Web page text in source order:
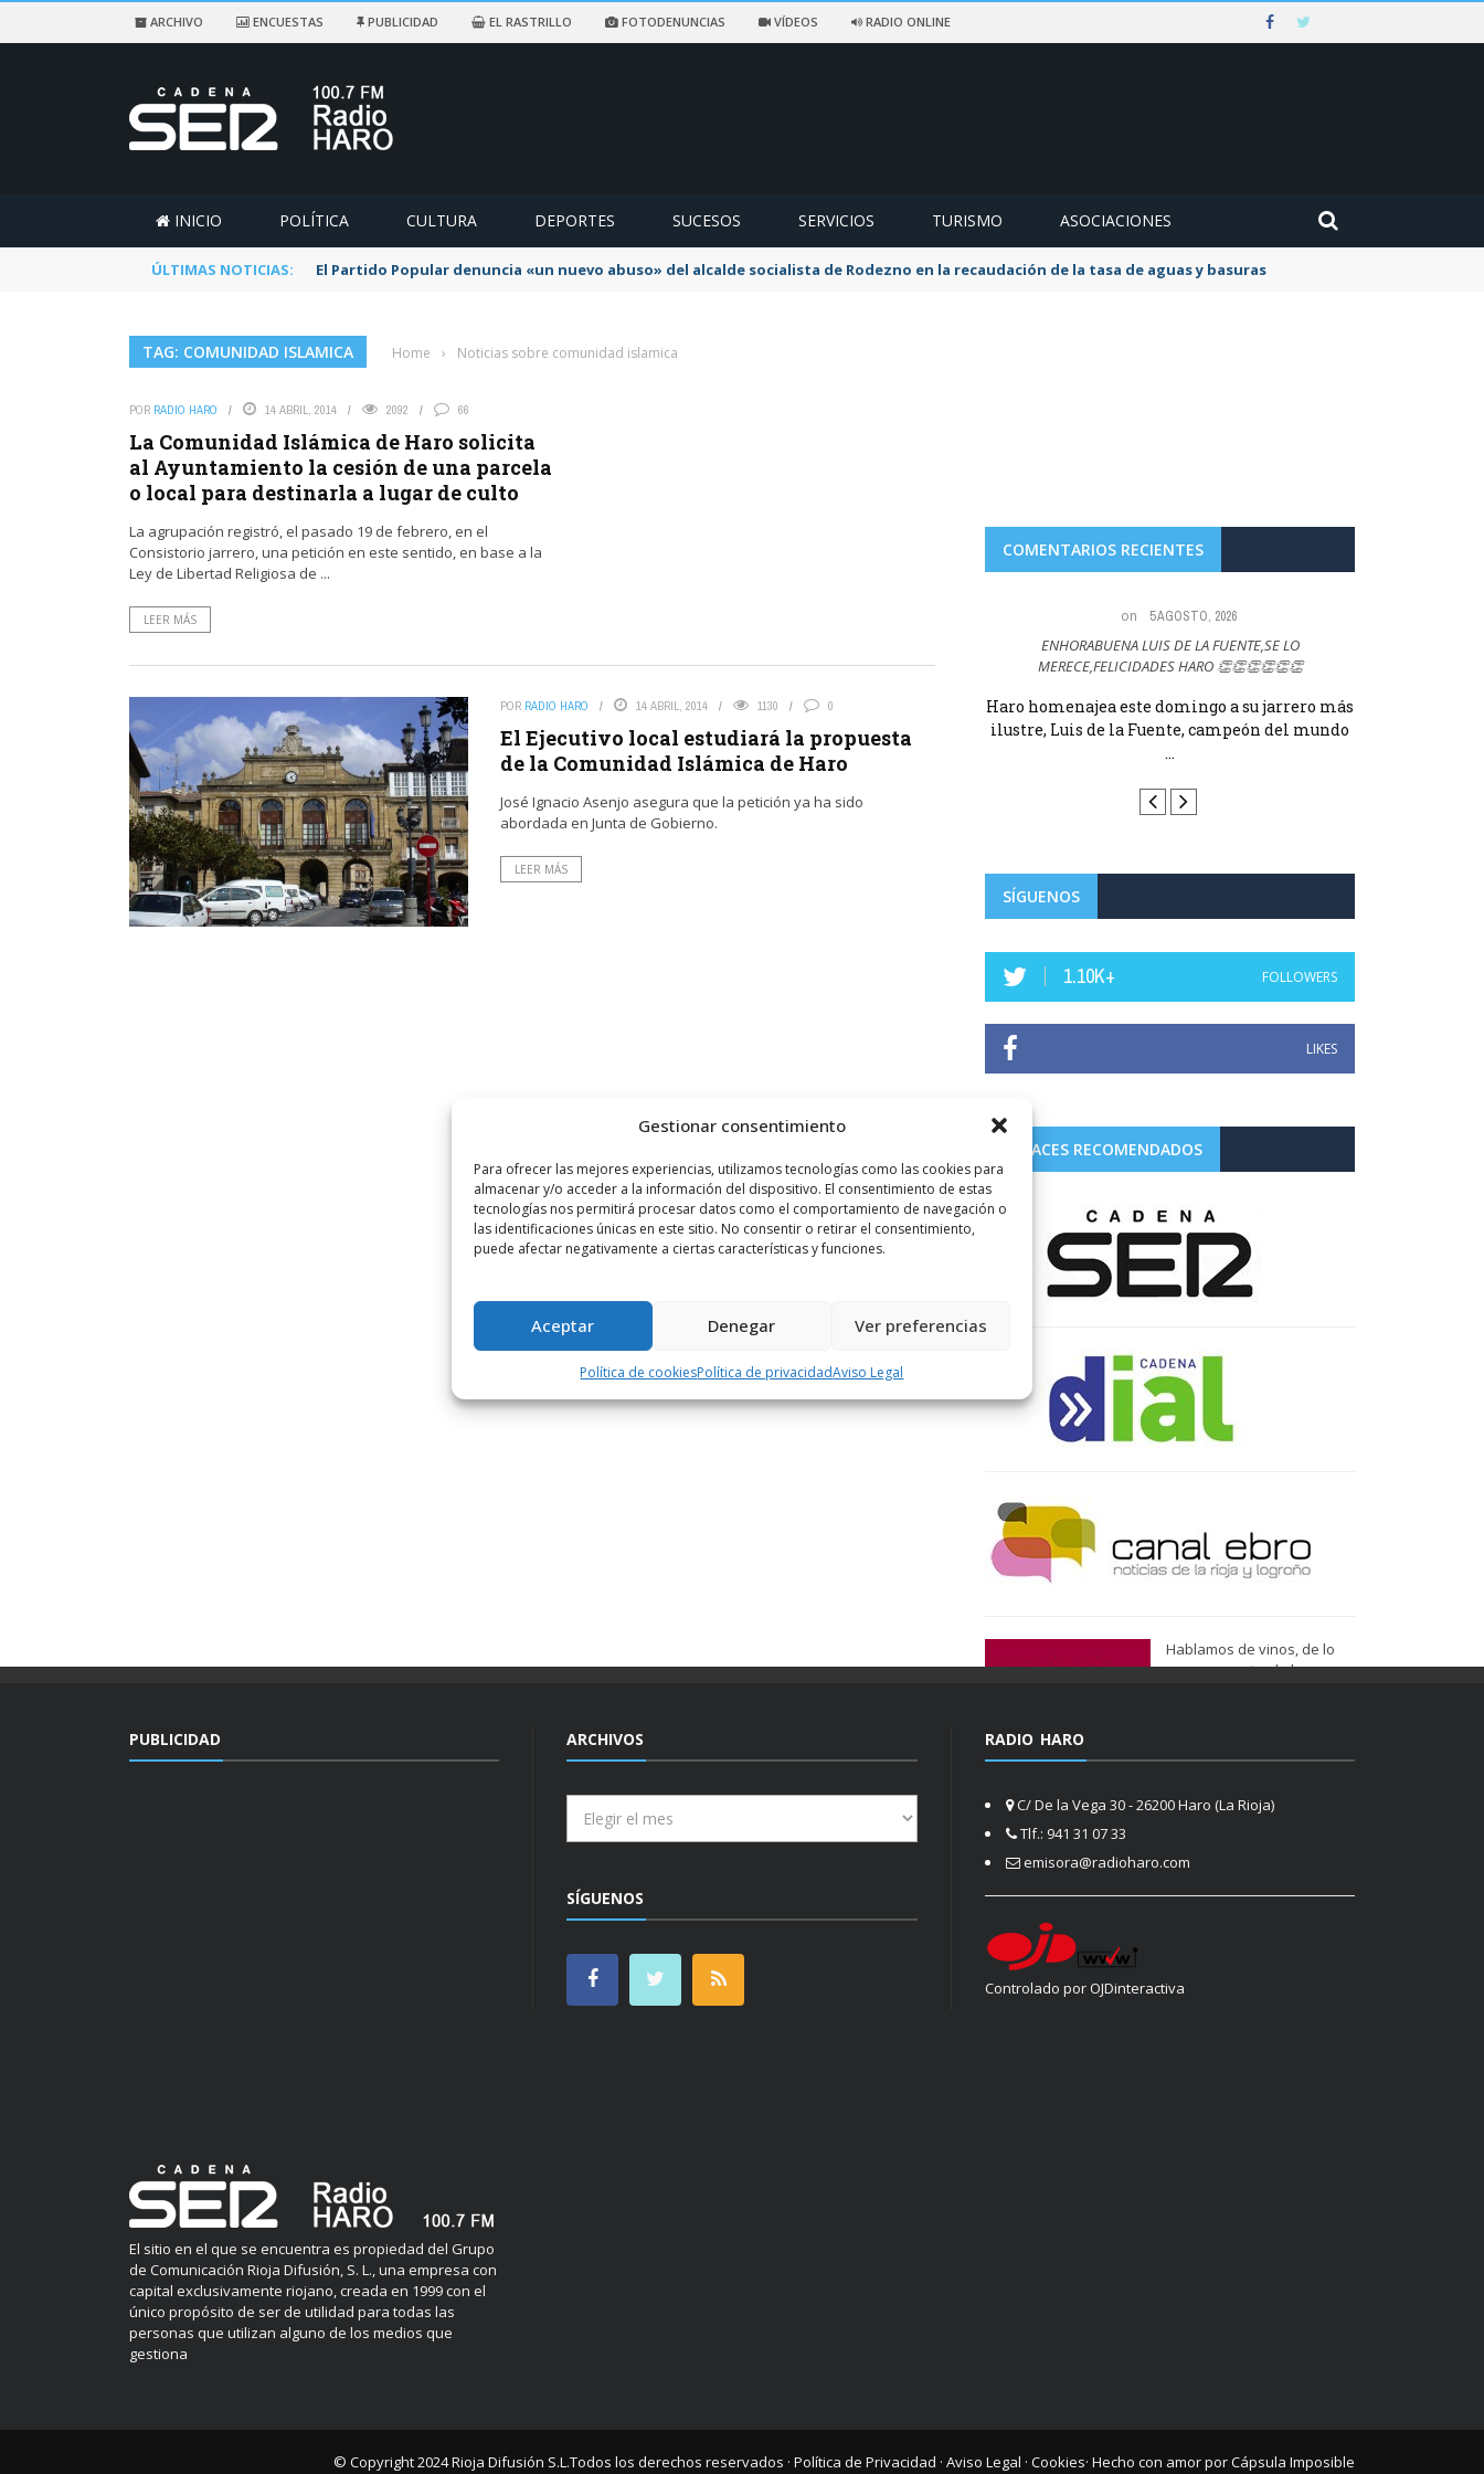
Gestionar consentimiento
Para ofrecer las mejores experiencias, utilizamos tecnologías como las cookies para
almacenar y/o acceder a la información del dispositivo. El consentimiento de estas
tecnologías nos permitirá procesar datos como el comportamiento de navegación o
las identificaciones únicas en este sitio. No consentir o retirar el consentimiento,
puede afectar negativamente a ciertas características y funciones.
Aceptar Denegar Ver preferencias
Política de cookiesPolítica de privacidadAviso Legal
ARCHIVO ENCUESTAS PUBLICIDAD EL RASTRILLO FOTODENUNCIAS VÍDEOS RADIO ONLINE
INICIO POLÍTICA CULTURA DEPORTES SUCESOS SERVICIOS TURISMO ASOCIACIONES
ÚLTIMAS NOTICIAS: El Partido Popular denuncia «un nuevo abuso» del alcalde socialista de Rodezno en la recaudación de la tasa de aguas y basuras
TAG: COMUNIDAD ISLAMICA Home › Noticias sobre comunidad islamica
POR RADIO HARO 14 ABRIL, 2014 2092 66
La Comunidad Islámica de Haro solicita
al Ayuntamiento la cesión de una parcela
o local para destinarla a lugar de culto
La agrupación registró, el pasado 19 de febrero, en el
Consistorio jarrero, una petición en este sentido, en base a la
Ley de Libertad Religiosa de ...
LEER MÁS
POR RADIO HARO 14 ABRIL, 2014 1130 0
El Ejecutivo local estudiará la propuesta
de la Comunidad Islámica de Haro
José Ignacio Asenjo asegura que la petición ya ha sido
abordada en Junta de Gobierno.
LEER MÁS
COMENTARIOS RECIENTES
madera .
El Partido Popular denuncia «un nuevo abuso»
del alcalde socialista de Rodezno en la
recaudación de ...
on 5 AGOSTO, 2026
ENHORABUENA LUIS DE LA FUENTE,SE LO
MERECE,FELICIDADES HARO 👏👏👏👏👏👏
Haro homenajea este domingo a su jarrero más
ilustre, Luis de la Fuente, campeón del mundo
...
SÍGUENOS
1.10K+ FOLLOWERS
LIKES
ENLACES RECOMENDADOS
Hablamos de vinos, de lo
que nos gusta, de lo que
PUBLICIDAD
El sitio en el que se encuentra es propiedad del Grupo
de Comunicación Rioja Difusión, S. L., una empresa con
capital exclusivamente riojano, creada en 1999 con el
único propósito de ser de utilidad para todas las
personas que utilizan alguno de los medios que
gestiona
ARCHIVOS
SÍGUENOS
RADIO HARO
C/ De la Vega 30 - 26200 Haro (La Rioja)
Tlf.: 941 31 07 33
emisora@radioharo.com
Controlado por OJDinteractiva
© Copyright 2024Rioja Difusión S.L.Todos los derechos reservados · Política de Privacidad · Aviso Legal · Cookies· Hecho con amor porCápsula Imposible